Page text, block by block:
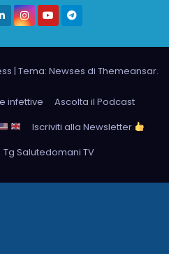
| Tema: Newses di Themeansar.
infettive
Ascolta il Podcast
Iscriviti alla Newsletter
Tg Salutedomani TV